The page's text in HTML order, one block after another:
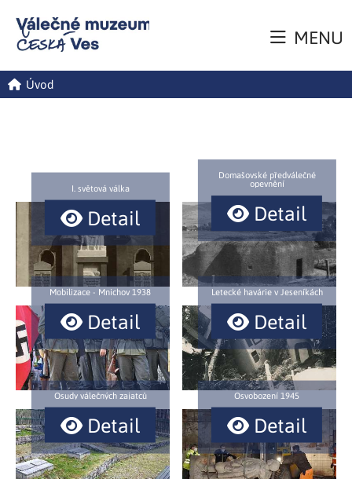
MENU
Úvod
I. světová válka
Detail
Domašovské předválečné
opevnění
Detail
Mobilizace - Mnichov 1938
Detail
Letecké havárie v Jeseníkách
Detail
Osudy válečných zajatců
Detail
Osvobození 1945
Detail